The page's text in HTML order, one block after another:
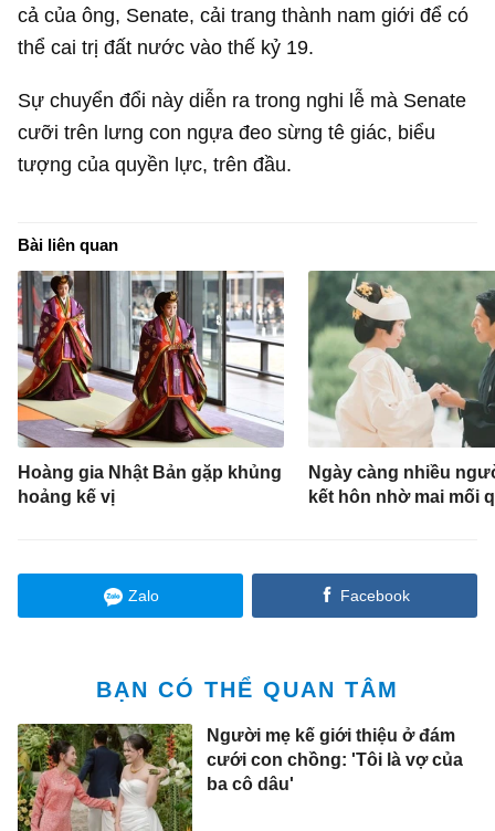
cả của ông, Senate, cải trang thành nam giới để có
thể cai trị đất nước vào thế kỷ 19.
Sự chuyển đổi này diễn ra trong nghi lễ mà Senate
cưỡi trên lưng con ngựa đeo sừng tê giác, biểu
tượng của quyền lực, trên đầu.
Bài liên quan
Hoàng gia Nhật Bản gặp khủng
hoảng kế vị
Ngày càng nhiều
kết hôn nhờ mai mối
Zalo Facebook
BẠN CÓ THỂ QUAN TÂM
Người mẹ kế giới thiệu ở đám
cưới con chồng: 'Tôi là vợ của
ba cô dâu'